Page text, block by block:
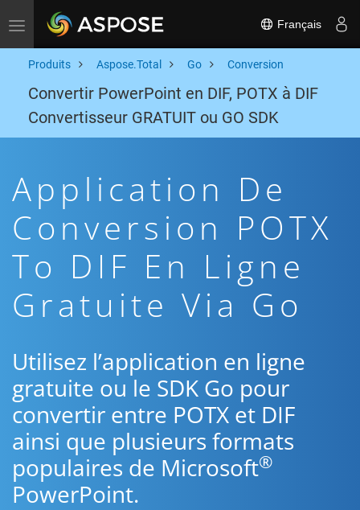
Toggle navigation Français
Produits Aspose.Total Go Conversion
Convertir PowerPoint en DIF, POTX à DIF
Convertisseur GRATUIT ou GO SDK
Application De
Conversion POTX
To DIF En Ligne
Gratuite Via Go
Utilisez l’application en ligne
gratuite ou le SDK Go pour
convertir entre POTX et DIF
ainsi que plusieurs formats
populaires de Microsoft®
PowerPoint.